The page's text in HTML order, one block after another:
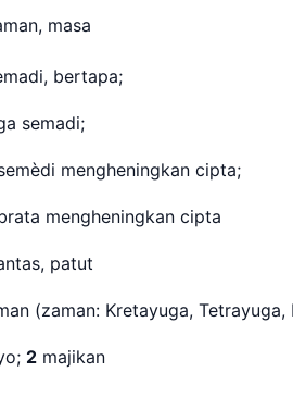
masa
bertapa;
semadi;
mengheningkan cipta;
mengheningkan cipta
patut
(zaman: Kretayuga,
2 majikan